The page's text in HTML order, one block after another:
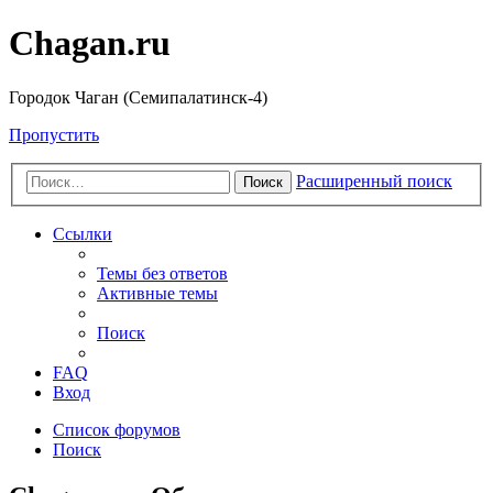
Chagan.ru
Городок Чаган (Семипалатинск-4)
Пропустить
Поиск Расширенный поиск
Ссылки
Темы без ответов
Активные темы
Поиск
FAQ
Вход
Список форумов
Поиск